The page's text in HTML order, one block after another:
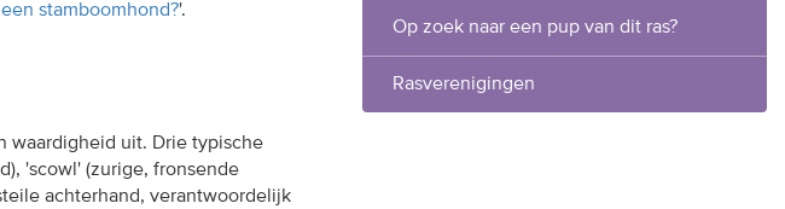
Op zoek naar een pup van dit ras?
Rasverenigingen
stamboomhond?'.
waardigheid uit. Drie typische
'scowl' (zurige, fronsende
achterhand, verantwoordelijk